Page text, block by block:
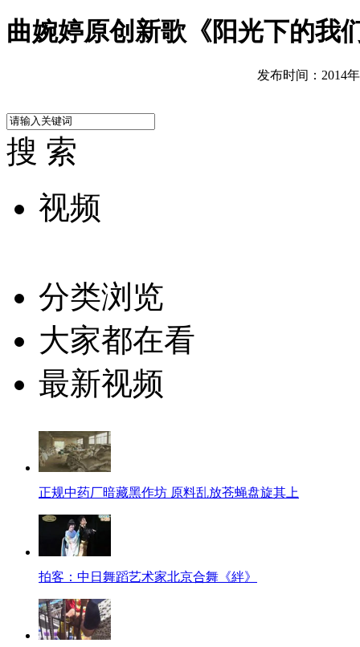
曲婉婷原创新歌《阳光下的我
发布时间：2014
搜 索
视频
分类浏览
大家都在看
最新视频
正规中药厂暗藏黑作坊 原料乱放苍蝇盘旋其上
拍客：中日舞蹈艺术家北京合舞《絆》